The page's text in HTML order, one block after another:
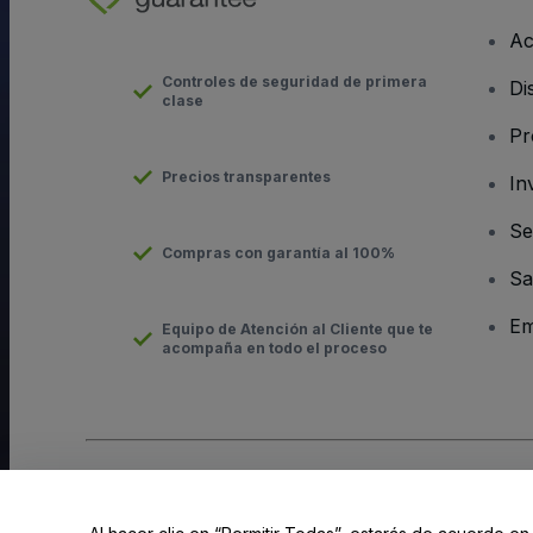
Controles de seguridad de primera
clase
Precios transparentes
Compras con garantía al 100%
Equipo de Atención al Cliente que te
acompaña en todo el proceso